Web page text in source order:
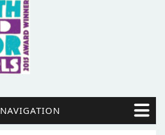
NAVIGATION